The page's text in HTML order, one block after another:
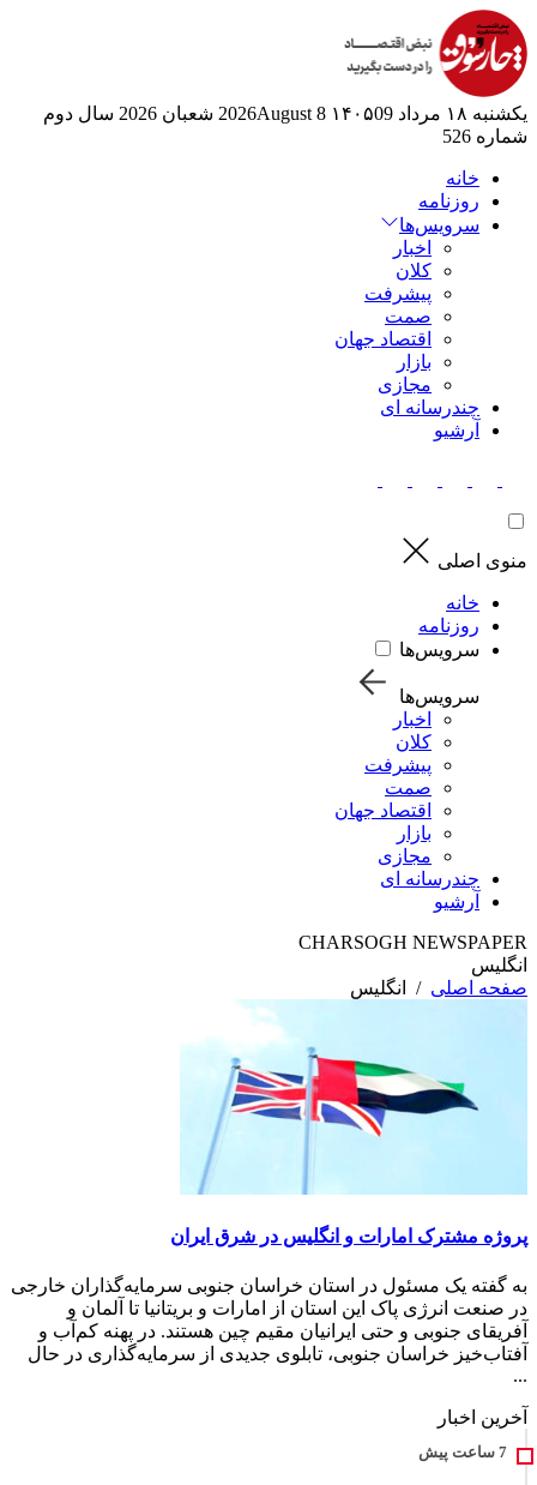
یکشنبه ۱۸ مرداد ۱۴۰۵ 09 2026August 8 شعبان 2026
سال دوم
شماره 526
خانه
روزنامه
سرویس‌ها
اخبار
کلان
پیشرفت
صمت
اقتصاد جهان
بازار
مجازی
چندرسانه ای
آرشیو
منوی اصلی
خانه
روزنامه
سرویس‌ها
سرویس‌ها
اخبار
کلان
پیشرفت
صمت
اقتصاد جهان
بازار
مجازی
چندرسانه ای
آرشیو
CHARSOGH NEWSPAPER
انگلیس
صفحه اصلی / انگلیس
پروژه مشترک امارات و انگلیس در شرق ایران
به گفته یک مسئول در استان خراسان جنوبی سرمایه‌گذاران خارجی
در صنعت انرژی پاک این استان از امارات و بریتانیا تا آلمان و
آفریقای جنوبی و حتی ایرانیان مقیم چین هستند. در پهنه کم‌آب و
آفتاب‌خیز خراسان جنوبی، تابلوی جدیدی از سرمایه‌گذاری در حال
...
آخرین اخبار